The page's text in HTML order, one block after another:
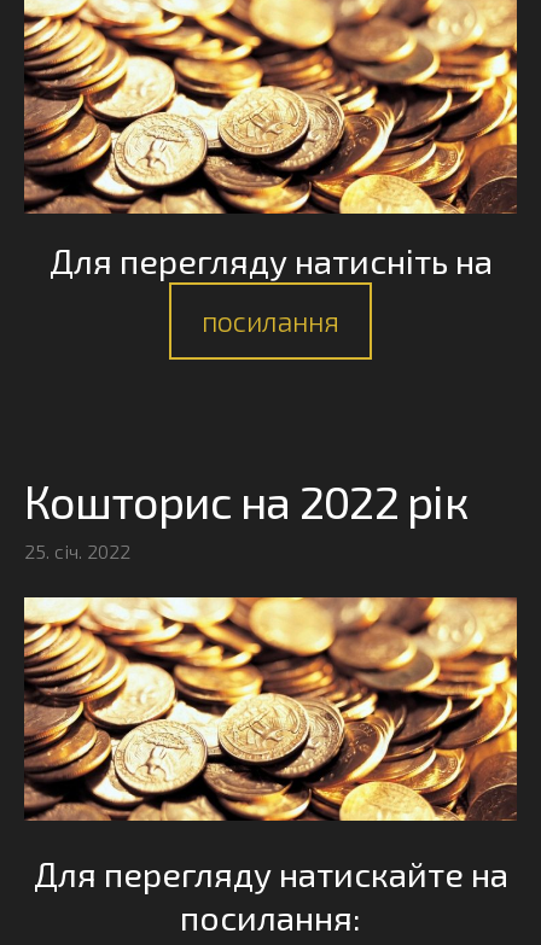
Для перегляду натисніть на
посилання
Кошторис на 2022 рік
25. січ. 2022
Для перегляду натискайте на
посилання: